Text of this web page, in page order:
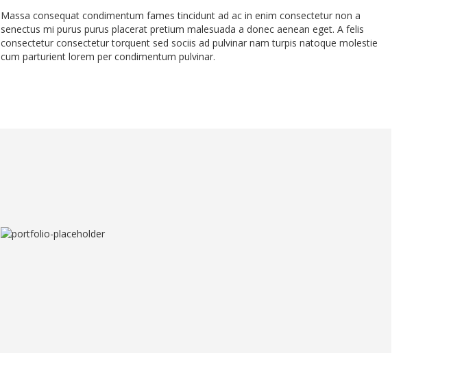
Massa consequat condimentum fames tincidunt ad ac in enim consectetur non a
senectus mi purus purus placerat pretium malesuada a donec aenean eget. A felis
consectetur consectetur torquent sed sociis ad pulvinar nam turpis natoque molestie
cum parturient lorem per condimentum pulvinar.